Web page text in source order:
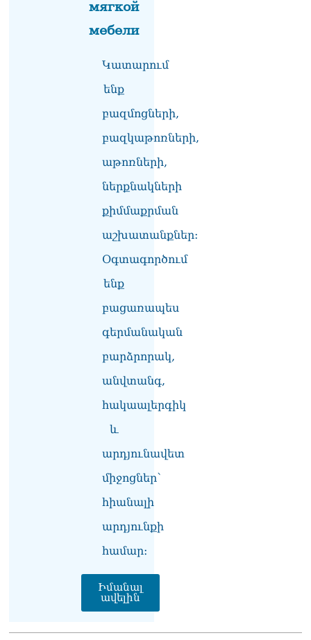
мягкой
мебели
Կատարում
ենք
բազմոցների,
բազկաթոռների,
աթոռների,
ներքնակների
քիմմաքրման
աշխատանքներ:
Օգտագործում
ենք
բացառապես
գերմանական
բարձրորակ,
անվտանգ,
հակաալերգիկ
և
արդյունավետ
միջոցներ՝
հիանալի
արդյունքի
համար։
Իմանալ
ավելին
հետ մտավ Մայր Տաճար
ՏԵՍԱՆՅՈւԹ․
Հակասաֆարովյան օրենքը
թշնամանքի մասին չէ.
07.08.2026
ՏԵՍԱՆՅՈւԹ․ Գալիք
սերունդները պետք է
օրերից․ Անդրանիկ
07.08.2026
կաթողիկոսի դեմ գործով
դատավորը ինքնաբացարկ
հայտնեց
07.08.2026
վարչապետ ես, չի
նշանակում՝ ինչ ուզես,
կարաս անես»․ Նարեկ
Կաթողիկոսը մտավ